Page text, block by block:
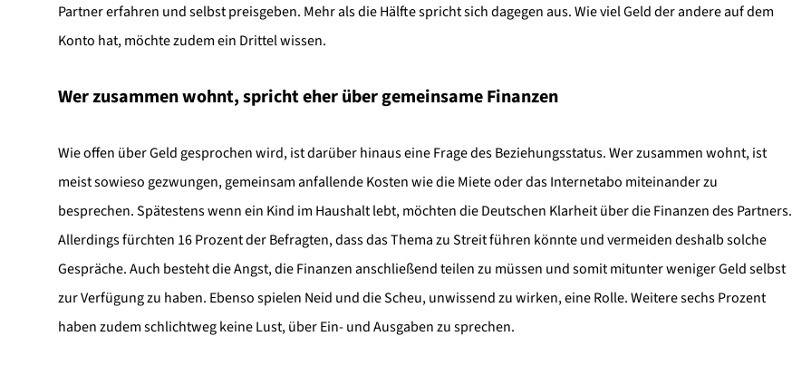
Partner erfahren und selbst preisgeben. Mehr als die Hälfte spricht sich dagegen aus. Wie viel Geld der andere auf dem
Konto hat, möchte zudem ein Drittel wissen.
Wer zusammen wohnt, spricht eher über gemeinsame Finanzen
Wie offen über Geld gesprochen wird, ist darüber hinaus eine Frage des Beziehungsstatus. Wer zusammen wohnt, ist
meist sowieso gezwungen, gemeinsam anfallende Kosten wie die Miete oder das Internetabo miteinander zu
besprechen. Spätestens wenn ein Kind im Haushalt lebt, möchten die Deutschen Klarheit über die Finanzen des Partners.
Allerdings fürchten 16 Prozent der Befragten, dass das Thema zu Streit führen könnte und vermeiden deshalb solche
Gespräche. Auch besteht die Angst, die Finanzen anschließend teilen zu müssen und somit mitunter weniger Geld selbst
zur Verfügung zu haben. Ebenso spielen Neid und die Scheu, unwissend zu wirken, eine Rolle. Weitere sechs Prozent
haben zudem schlichtweg keine Lust, über Ein- und Ausgaben zu sprechen.